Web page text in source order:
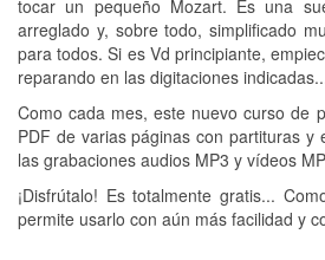
tocar un pequeño Mozart. Es una
arreglado y, sobre todo, simplificado
para todos. Si es Vd principiante,
reparando en las digitaciones
Como cada mes, este nuevo curso de
PDF de varias páginas con partituras y
las grabaciones audios MP3 y vídeos
¡Disfrútalo! Es totalmente gratis...
permite usarlo con aún más facilidad y